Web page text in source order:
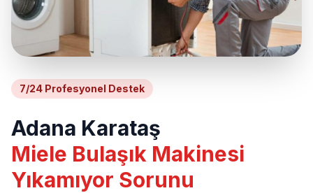
7/24 Profesyonel Destek
Adana Karataş
Miele Bulaşık Makinesi
Yıkamıyor Sorunu